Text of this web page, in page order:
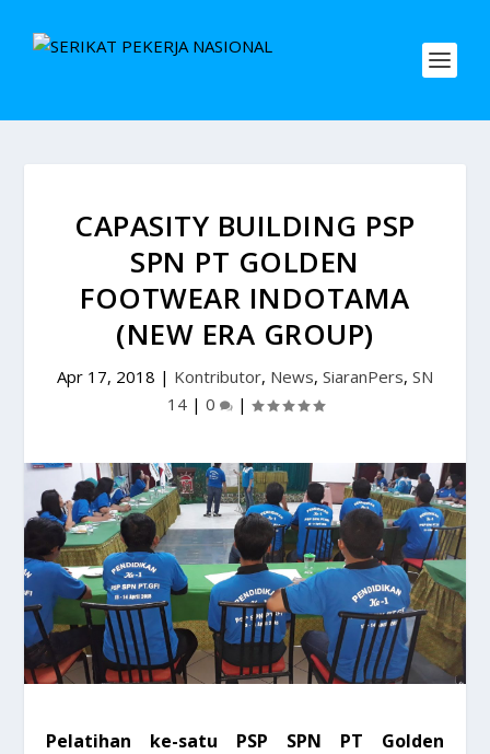
CAPASITY BUILDING PSP
SPN PT GOLDEN
FOOTWEAR INDOTAMA
(NEW ERA GROUP)
Apr 17, 2018 | Kontributor, News, SiaranPers, SN
14| 0 |
Pelatihan ke-satu PSP SPN PT Golden